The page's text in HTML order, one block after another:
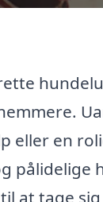
eller en
pålidelige
at tage